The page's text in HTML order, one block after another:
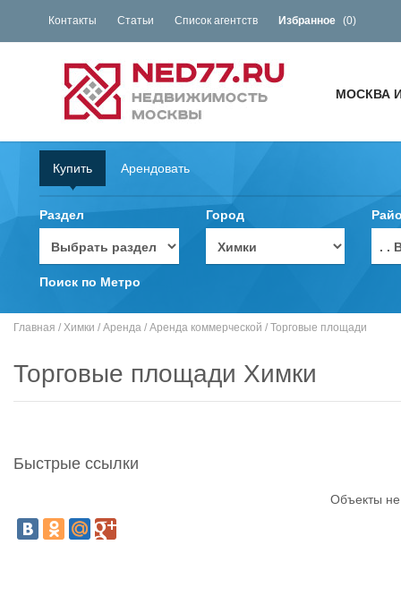
Контакты Статьи Список агентств Избранное (0)
МОСКВА
Купить Арендовать
Раздел Город
. .
Поиск по Метро
Главная / Химки / Аренда / Аренда коммерческой / Торговые площади
Торговые площади Химки
Быстрые ссылки
Объекты